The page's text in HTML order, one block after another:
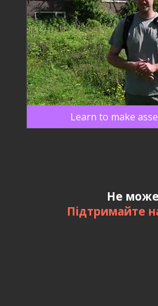
Learn to make
Не
Підтримайте